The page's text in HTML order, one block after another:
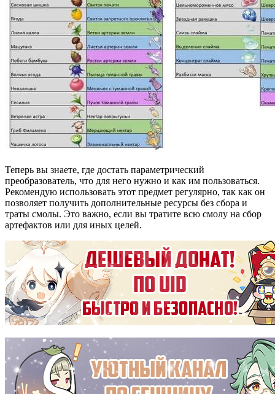
Теперь вы знаете, где достать параметрический
преобразователь, что для него нужно и как им пользоваться.
Рекомендую использовать этот предмет регулярно, так как он
позволяет получить дополнительные ресурсы без сбора и
траты смолы. Это важно, если вы тратите всю смолу на сбор
артефактов или для иных целей.